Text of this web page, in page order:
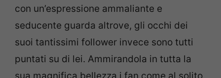
con un’espressione ammaliante e
seducente guarda altrove, gli occhi dei
suoi tantissimi follower invece sono tutti
puntati su di lei. Ammirandola in tutta la
sua magnifica bellezza i fan come al solito